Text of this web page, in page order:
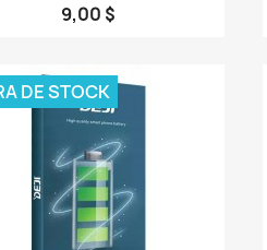
9,00 $
DE STOCK